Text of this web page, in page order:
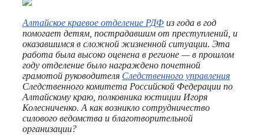
Алтайское краевое отделение РДФ из года в год
помогает детям, пострадавшим от преступлений, и
оказавшимся в сложной жизненной ситуации. Эта
работа была высоко оценена в регионе — в прошлом
году отделение было награждено почетной
грамотой руководителя Следственного управления
Следственного комитета Российской Федерации по
Алтайскому краю, полковника юстиции Игоря
Колесниченко. А как возникло сотрудничество
силового ведомства и благотворительной
организации?